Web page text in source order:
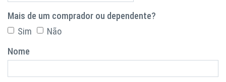
Mais de um comprador ou dependente?
Sim
Não
Nome